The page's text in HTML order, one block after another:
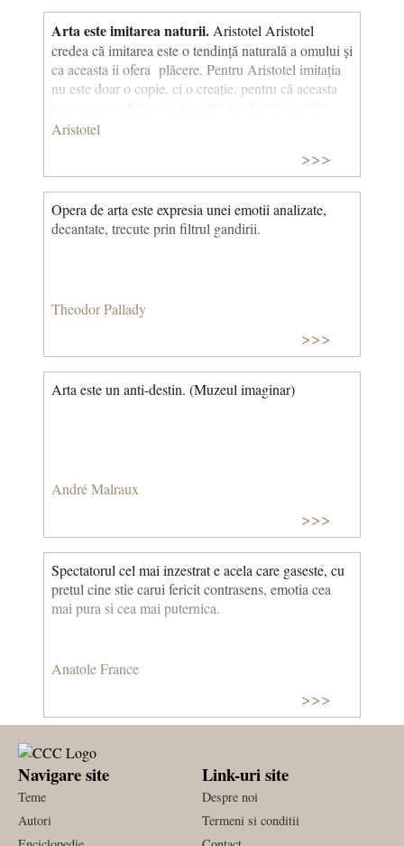
Arta este imitarea naturii. Aristotel Aristotel
credea că imitarea este o tendință naturală a omului și
ca aceasta ii ofera plăcere. Pentru Aristotel imitația
nu este doar o copie, ci o creație, pentru că aceasta
Arta este mimesis. Se știe că această idee a unei arte
***
Mimesis: principiu estetic, de origine platoniciană și
aristoteliană, potrivit căruia arta este imitarea
Aristotel
>>>
Opera de arta este expresia unei emotii analizate,
decantate, trecute prin filtrul gandirii.
Theodor Pallady
>>>
Arta este un anti-destin. (Muzeul imaginar)
André Malraux
>>>
Spectatorul cel mai inzestrat e acela care gaseste, cu
pretul cine stie carui fericit contrasens, emotia cea
mai pura si cea mai puternica.
Anatole France
>>>
Navigare site
Teme
Autori
Link-uri site
Despre noi
Termeni si conditii